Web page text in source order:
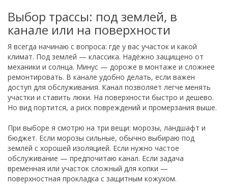
Выбор трассы: под землей, в
канале или на поверхности
Я всегда начинаю с вопроса: где у вас участок и какой
климат. Под землей — классика. Надёжно защищено от
механики и солнца. Минус — дороже в монтаже и сложнее
ремонтировать. В канале удобно делать, если важен
доступ для обслуживания. Канал позволяет легче менять
участки и ставить люки. На поверхности быстро и дешево.
Но вид портится, а риск повреждений и промерзания выше.
При выборе я смотрю на три вещи: морозы, ландшафт и
бюджет. Если морозы сильные, обычно выбираю под
землёй с хорошей изоляцией. Если нужно частое
обслуживание — предпочитаю канал. Если задача
временная или участок сложный для копки —
поверхностная прокладка с защитным кожухом.